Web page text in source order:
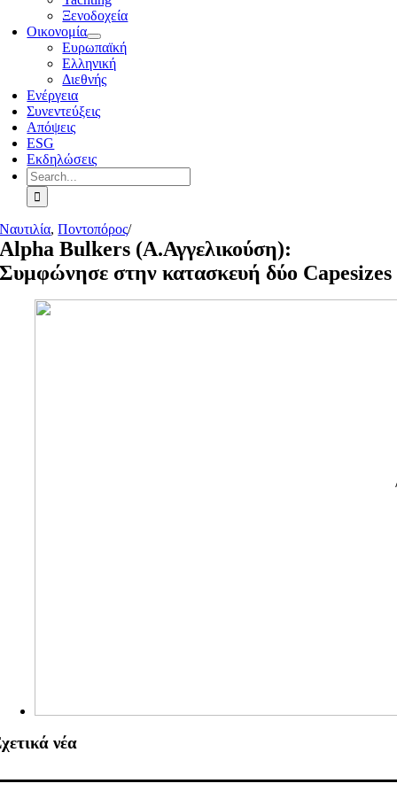
Ξενοδοχεία
Οικονομία
Ευρωπαϊκή
Ελληνική
Διεθνής
Ενέργεια
Συνεντεύξεις
Απόψεις
ESG
Εκδηλώσεις
Search
for:
Ναυτιλία,Ποντοπόρος/
Alpha Bulkers (Α.Αγγελικούση):
Συμφώνησε στην κατασκευή δύο Capesizes
νέα